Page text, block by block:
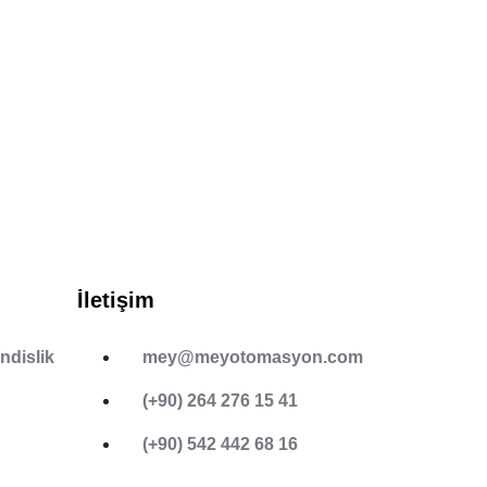
İletişim
mey@meyotomasyon.com
(+90) 264 276 15 41
(+90) 542 442 68 16